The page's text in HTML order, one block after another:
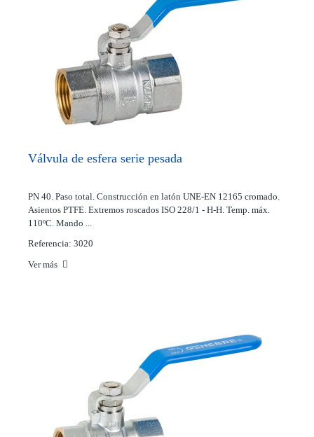
Válvula de esfera serie pesada
PN 40. Paso total. Construcción en latón UNE-EN 12165 cromado.
Asientos PTFE. Extremos roscados ISO 228/1 - H-H. Temp. máx.
110ºC. Mando ...
Referencia: 3020
Ver más